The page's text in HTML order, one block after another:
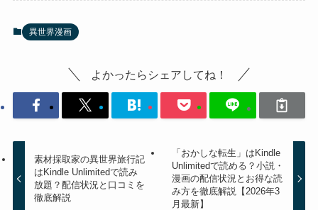
異世界漫画
よかったらシェアしてね！
素材採取家の異世界旅行記
はKindle Unlimitedで読み
放題？配信状況と口コミを
徹底解説
「おかしな転生」はKindle
Unlimitedで読める？小説・
漫画の配信状況とお得な読
み方を徹底解説【2026年3
月最新】